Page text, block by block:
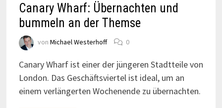
Canary Wharf: Übernachten und
bummeln an der Themse
von Michael Westerhoff 0
Canary Wharf ist einer der jüngeren Stadtteile von
London. Das Geschäftsviertel ist ideal, um an
einem verlängerten Wochenende zu übernachten.